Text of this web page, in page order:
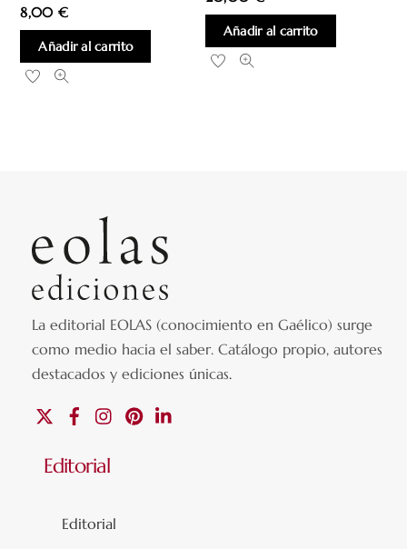
8,00 €
Añadir al carrito
Añadir al carrito
La editorial EOLAS (conocimiento en Gaélico) surge
como medio hacia el saber.Catálogo propio, autores
destacados y ediciones únicas.
FacebookInstagramPinterest
Editorial
Editorial